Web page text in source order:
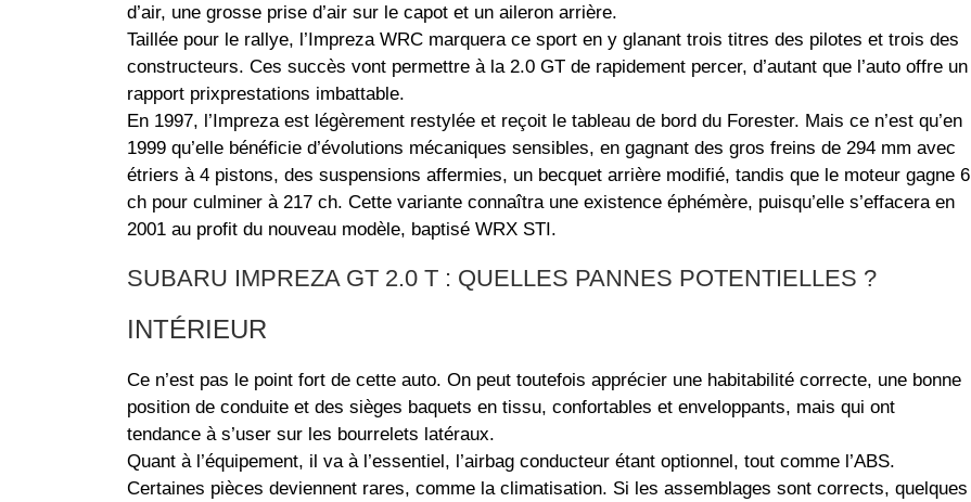
d’air, une grosse prise d’air sur le capot et un aileron arrière.
Taillée pour le rallye, l’Impreza WRC marquera ce sport en y glanant trois titres des pilotes et trois des
constructeurs. Ces succès vont permettre à la 2.0 GT de rapidement percer, d’autant que l’auto offre un
rapport prixprestations imbattable.
En 1997, l’Impreza est légèrement restylée et reçoit le tableau de bord du Forester. Mais ce n’est qu’en
1999 qu’elle bénéficie d’évolutions mécaniques sensibles, en gagnant des gros freins de 294 mm avec
étriers à 4 pistons, des suspensions affermies, un becquet arrière modifié, tandis que le moteur gagne 6
ch pour culminer à 217 ch. Cette variante connaîtra une existence éphémère, puisqu’elle s’effacera en
2001 au profit du nouveau modèle, baptisé WRX STI.
SUBARU IMPREZA GT 2.0 T : QUELLES PANNES POTENTIELLES ?
INTÉRIEUR
Ce n’est pas le point fort de cette auto. On peut toutefois apprécier une habitabilité correcte, une bonne
position de conduite et des sièges baquets en tissu, confortables et enveloppants, mais qui ont
tendance à s’user sur les bourrelets latéraux.
Quant à l’équipement, il va à l’essentiel, l’airbag conducteur étant optionnel, tout comme l’ABS.
Certaines pièces deviennent rares, comme la climatisation. Si les assemblages sont corrects, quelques